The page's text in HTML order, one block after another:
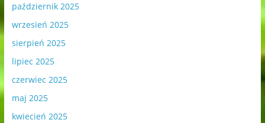
październik 2025
wrzesień 2025
sierpień 2025
lipiec 2025
czerwiec 2025
maj 2025
kwiecień 2025